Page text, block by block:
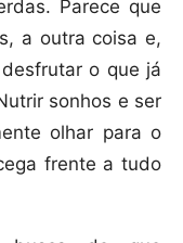
Parece que
a outra coisa e,
o que já
sonhos e ser
olhar para o
frente a tudo